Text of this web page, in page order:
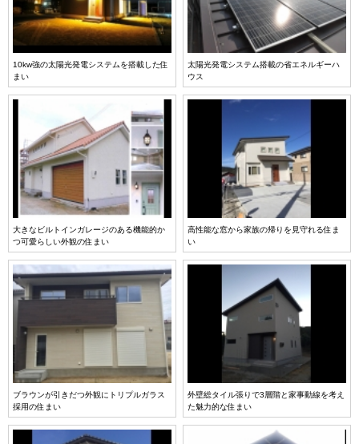
10kw強の太陽光発電システムを搭載した住
まい
太陽光発電システム搭載の省エネルギーハ
ウス
大きなビルトインガレージのある機能的か
つ可愛らしい外観の住まい
高性能な窓から家族の帰りを見守れる住ま
い
ブラウンが引きだつ外観にトリプルガラス
採用の住まい
外壁総タイル張りで3層階と家事動線を考え
た魅力的な住まい